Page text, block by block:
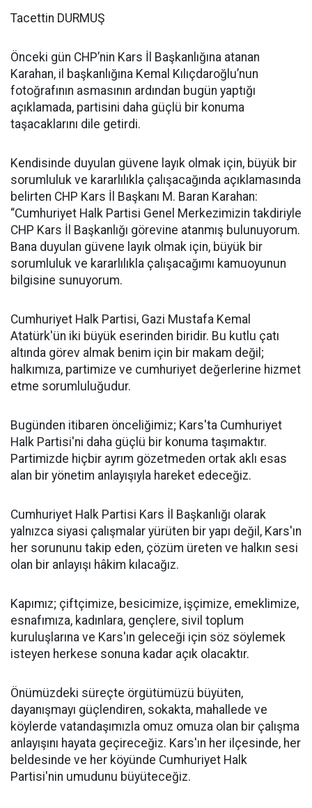
Tacettin DURMUŞ
Önceki gün CHP’nin Kars İl Başkanlığına atanan
Karahan, il başkanlığına Kemal Kılıçdaroğlu’nun
fotoğrafının asmasının ardından bugün yaptığı
açıklamada, partisini daha güçlü bir konuma
taşacaklarını dile getirdi.
Kendisinde duyulan güvene layık olmak için, büyük bir
sorumluluk ve kararlılıkla çalışacağında açıklamasında
belirten CHP Kars İl Başkanı M. Baran Karahan:
“Cumhuriyet Halk Partisi Genel Merkezimizin takdiriyle
CHP Kars İl Başkanlığı görevine atanmış bulunuyorum.
Bana duyulan güvene layık olmak için, büyük bir
sorumluluk ve kararlılıkla çalışacağımı kamuoyunun
bilgisine sunuyorum.
Cumhuriyet Halk Partisi, Gazi Mustafa Kemal
Atatürk'ün iki büyük eserinden biridir. Bu kutlu çatı
altında görev almak benim için bir makam değil;
halkımıza, partimize ve cumhuriyet değerlerine hizmet
etme sorumluluğudur.
Bugünden itibaren önceliğimiz; Kars'ta Cumhuriyet
Halk Partisi'ni daha güçlü bir konuma taşımaktır.
Partimizde hiçbir ayrım gözetmeden ortak aklı esas
alan bir yönetim anlayışıyla hareket edeceğiz.
Cumhuriyet Halk Partisi Kars İl Başkanlığı olarak
yalnızca siyasi çalışmalar yürüten bir yapı değil, Kars'ın
her sorununu takip eden, çözüm üreten ve halkın sesi
olan bir anlayışı hâkim kılacağız.
Kapımız; çiftçimize, besicimize, işçimize, emeklimize,
esnafımıza, kadınlara, gençlere, sivil toplum
kuruluşlarına ve Kars'ın geleceği için söz söylemek
isteyen herkese sonuna kadar açık olacaktır.
Önümüzdeki süreçte örgütümüzü büyüten,
dayanışmayı güçlendiren, sokakta, mahallede ve
köylerde vatandaşımızla omuz omuza olan bir çalışma
anlayışını hayata geçireceğiz. Kars'ın her ilçesinde, her
beldesinde ve her köyünde Cumhuriyet Halk
Partisi'nin umudunu büyüteceğiz.